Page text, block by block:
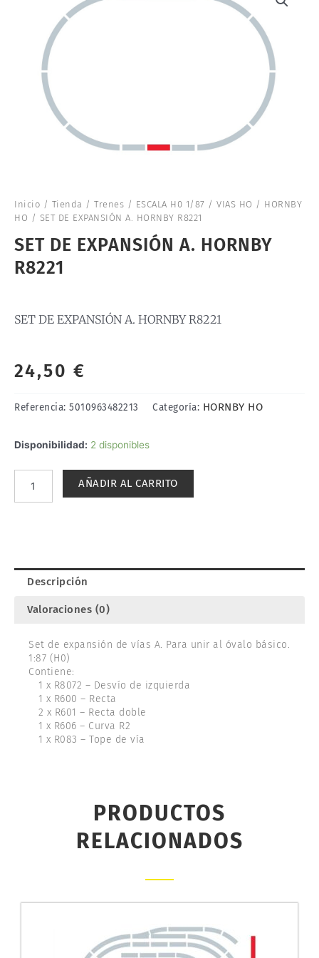
Inicio / Tienda / Trenes / ESCALA H0 1/87 / VIAS HO / HORNBY
HO / SET DE EXPANSIÓN A. HORNBY R8221
SET DE EXPANSIÓN A. HORNBY
R8221
SET DE EXPANSIÓN A. HORNBY R8221
24,50 €
Referencia: 5010963482213 Categoría: HORNBY HO
Disponibilidad: 2 disponibles
SET
AÑADIR AL CARRITO
Descripción
Valoraciones (0)
Set de expansión de vías A. Para unir al óvalo básico.
1:87 (H0)
Contiene:
1 x R8072 – Desvío de izquierda
1 x R600 – Recta
2 x R601 – Recta doble
1 x R606 – Curva R2
1 x R083 – Tope de vía
PRODUCTOS
RELACIONADOS